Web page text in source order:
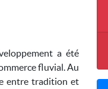
a été
fluvial. Au
entre tradition et